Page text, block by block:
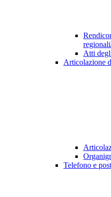
Atti
Articolazione
Telefono e